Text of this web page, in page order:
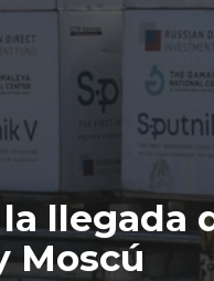
llegada
Moscú